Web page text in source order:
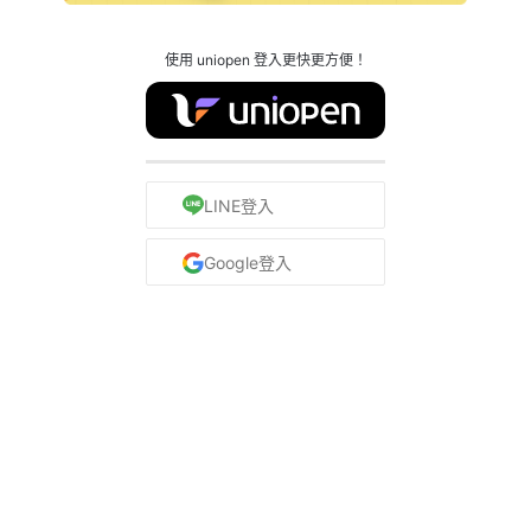
使用 uniopen 登入更快更方便！
LINE登入
Google登入